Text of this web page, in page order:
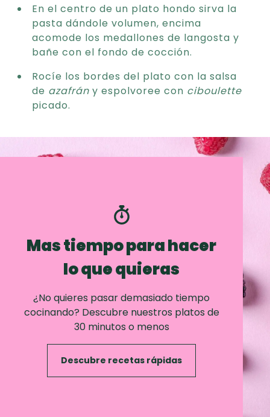
En el centro de un plato hondo sirva la
pasta dándole volumen, encima
acomode los medallones de langosta y
bañe con el fondo de cocción.
Rocíe los bordes del plato con la salsa
de azafrán y espolvoree con ciboulette
picado.
Mas tiempo para hacer
lo que quieras
¿No quieres pasar demasiado tiempo
cocinando? Descubre nuestros platos de
30 minutos o menos
Descubre recetas rápidas